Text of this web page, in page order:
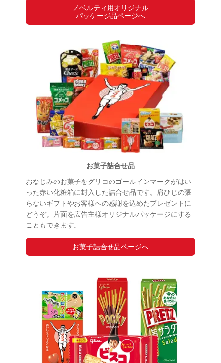
ノベルティ用オリジナル
パッケージ品ページへ
お菓子詰合せ品
おなじみのお菓子をグリコのゴールインマークがはい
った赤い化粧箱に封入した詰合せ品です。肩ひじの張
らないギフトやお客様への感謝を込めたプレゼントに
どうぞ。片面を広告主様オリジナルパッケージにする
こともできます。
お菓子詰合せ品ページへ